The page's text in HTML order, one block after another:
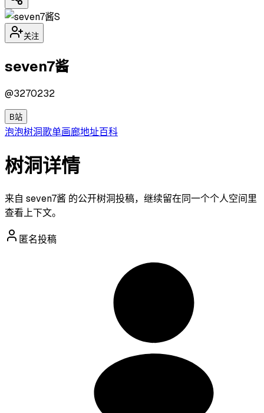
S
关注
seven7酱
@3270232
B站
泡泡树洞歌单画廊地址百科
树洞详情
来自 seven7酱 的公开树洞投稿，继续留在同一个个人空间里
查看上下文。
匿名投稿